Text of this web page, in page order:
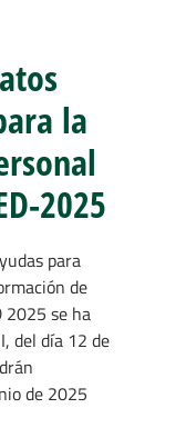
la
2025
para
de
2025 se ha
del día 12 de
de 2025